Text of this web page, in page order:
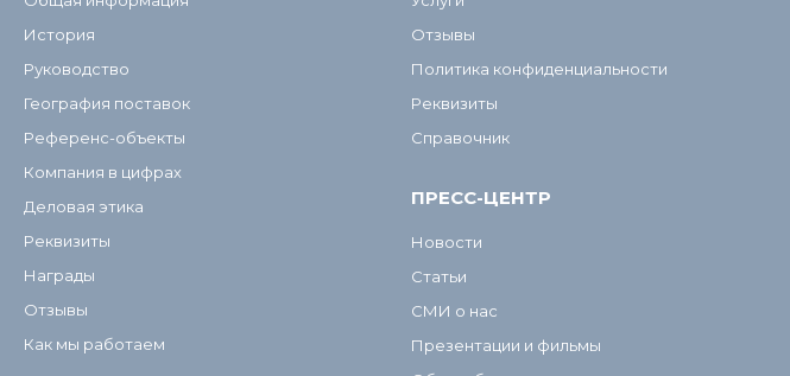
История
Руководство
География поставок
Референс-объекты
Компания в цифрах
Деловая этика
Реквизиты
Награды
Отзывы
Как мы работаем
Отзывы
Политика конфиденциальности
Реквизиты
Справочник
ПРЕСС-ЦЕНТР
Новости
Статьи
СМИ о нас
Презентации и фильмы